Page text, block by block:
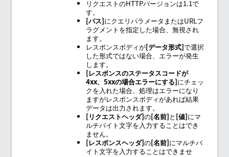
リクエストのHTTPバージョンは1.1で
す。
パス にクエリパラメータまたはURLフ
ラグメントを指定した場合、無視され
ます。
レスポンスボディが データ形式 で選択
した形式ではない場合、エラーが発生
します。
レスポンスのステータスコードが
4xx、5xxの場合エラーにする にチェッ
クを入れた場合、処理はエラーになり
ますがレスポンスボディがあれば結果
データは出力されます。
リクエストヘッダ の 名前 と 値 にマ
ルチバイト文字を入力することはでき
ません。
レスポンスヘッダ の 名前 にマルチバ
イト文字を入力することはできませ